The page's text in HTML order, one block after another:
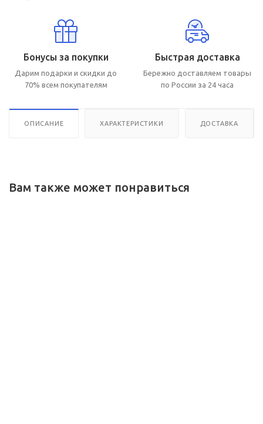
Бонусы за покупки
Дарим подарки и скидки до
70% всем покупателям
Быстрая доставка
Бережно доставляем товары
по России за 24 часа
ОПИСАНИЕ ХАРАКТЕРИСТИКИ ДОСТАВКА
Вам также может понравиться